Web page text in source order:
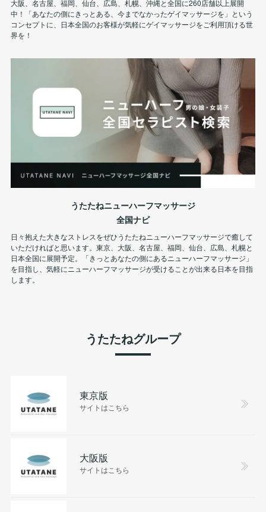
大阪、名古屋、福岡、仙台、広島、札幌、沖縄と全国に260店舗以上展開
中！「あなたの側にきっとある、今までなかったゲイマッサージを」という
コンセプトに、日本全国のお客様が気軽にゲイマッサージをご利用頂ける世
界を！
うたたねニューハーフマッサージ
全国ナビ
日々抱えた大きなストレスをぜひうたたねニューハーフマッサージで癒して
いただければと思います。東京、大阪、名古屋、福岡、仙台、広島、札幌と
日本全国に展開予定。「きっとあなたの側にあるニューハーフマッサージ」
を目指し、気軽にニューハーフマッサージが受けることが出来る日本を目指
します。
うたたねグループ
東京版
サイトはこちら
大阪版
サイトはこちら